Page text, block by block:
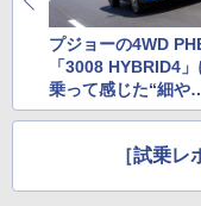
プジョーの4WD
「3008 HYBRID4
乗って感じた“細や
なモーター制御”
［試乗